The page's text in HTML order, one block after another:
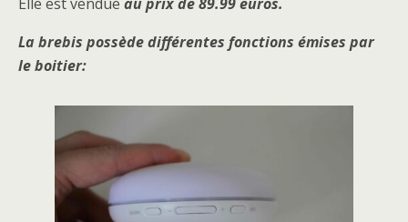
La brebis possède différentes fonctions émises par
le boitier: